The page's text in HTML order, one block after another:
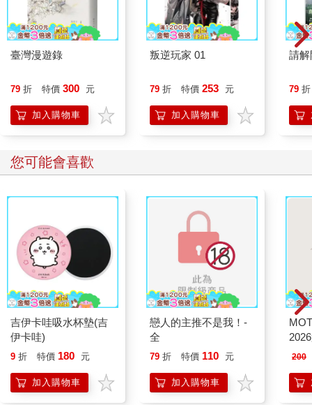
臺灣漫遊錄
79 折 特價 300 元
加入購物車
叛逆玩家 01
79 折 特價 253 元
加入購物車
請解
79 折
您可能會喜歡
吉伊卡哇吸水杯墊(吉
伊卡哇)
9 折 特價 180 元
加入購物車
戀人的主推不是我！-
全
79 折 特價 110 元
加入購物車
200